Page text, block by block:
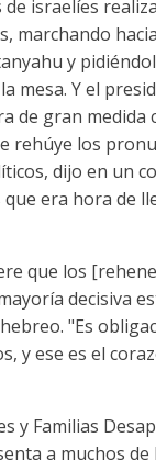
de israelíes
marchando
y
mesa. Y el
de gran medida
rehúye los
dijo en un
que era hora de
que los
decisiva
"Es
y ese es el
y Familias
a muchos de